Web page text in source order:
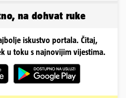
na dohvat ruke
iskustvo portala. Čitaj,
u toku s najnovijim vijestima.